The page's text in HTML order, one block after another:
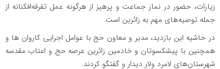
زیارات، حضور در نماز جماعت و پرهیز از هرگونه عمل تفرقه‌افکنانه از
جمله توصیه‌های مهم به زائرین است.
در حاشیه این بازدید، مدیر و معاون حج با عوامل اجرایی کاروان ها و
همچنین با پیشکسوتان و خادمین زائرین عرصه حج و اعتاب مقدسه
شهرستان‌های لامرد ولار دیدار و گفتگو کردند.